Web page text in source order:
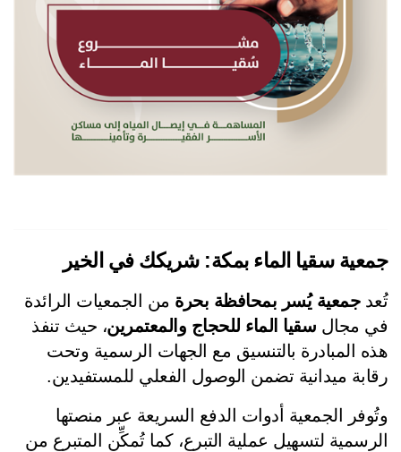
سقيا الماء بمكة: شريكك في الخير
جمعية يُسر بمحافظة بحرة
من الجمعيات الرائدة
مجال سقيا الماء للحجاج والمعتمرين
، حيث تنفذ
هذه المبادرة بالتنسيق مع الجهات الرسمية وتحت
ميدانية تضمن الوصول الفعلي للمستفيدين.
وتُوفر الجمعية أدوات الدفع السريعة عبر منصتها
الرسمية لتسهيل عملية التبرع، كما تُمكِّن المتبرع من